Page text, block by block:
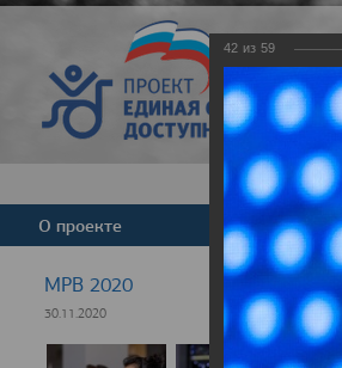
О проекте Команда
МРВ 2020
30.11.2020
42 из 59